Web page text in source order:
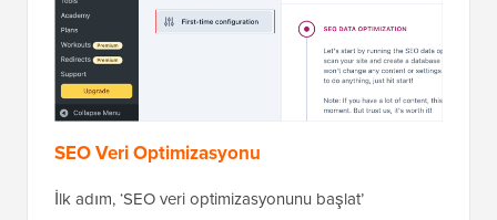
SEO Veri Optimizasyonu
İlk adım, ‘SEO veri optimizasyonunu başlat’